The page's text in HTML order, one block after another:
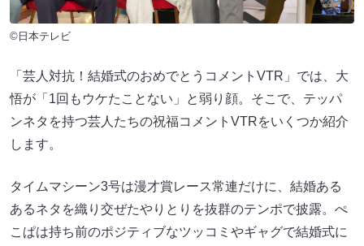
©日本テレビ
「芸人対抗！結婚式のおめでとうコメントVTR」では、大
悟が「1回もウケたことない」と弱り顔。そこで、テッパ
ンネタを持つ芸人たちの祝福コメントVTRをいくつか紹介
します。
タイムマシーン3号は漫才賞レース常連だけに、結婚ある
あるネタを織り交ぜたやりとりを抜群のテンポで披露。ぺ
こぱは持ち前のポジティブなツッコミやギャグで結婚式に